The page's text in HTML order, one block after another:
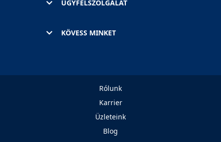
ÜGYFÉLSZOLGÁLAT
KÖVESS MINKET
Rólunk
Karrier
Üzleteink
Blog